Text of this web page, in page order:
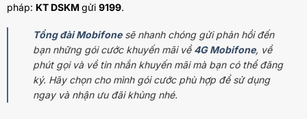
pháp: KT DSKMgửi 9199.
Tổng đài Mobifonesẽ nhanh chóng gửi phản hồi đến
bạn những gói cước khuyến mãi về 4G Mobifone, về
phút gọi và về tin nhắn khuyến mãi mà bạn có thể đăng
ký. Hãy chọn cho mình gói cước phù hợp để sử dụng
ngay và nhận ưu đãi khủng nhé.